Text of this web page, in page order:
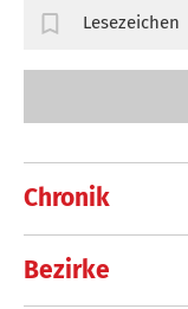
Chronik
Bezirke
Lesezeichen